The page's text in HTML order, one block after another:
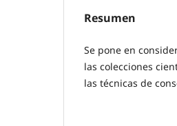
Resumen
Se pone en
las colecciones
las técnicas de